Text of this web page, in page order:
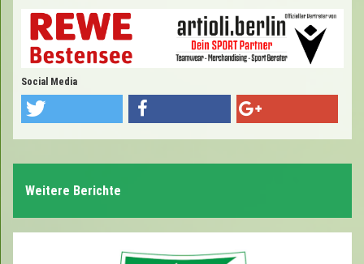
Social Media
Weitere Berichte